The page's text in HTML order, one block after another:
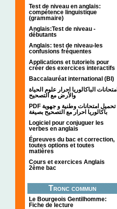
Test de niveau en anglais:
compétence linguistique
(grammaire)
Anglais:Test de niveau -
débutants
Anglais: test de niveau-les
confusions fréquentes
Applications et tutoriels pour
créer des exercices interactifs
Baccalauréat international (BI)
امتحانات الباكالوريا احرار علوم الحياة
والأرض مع التصحيح
PDF تحميل امتحانات وطنية و جهوية
باكالوريا احرار مع التصحيح بصيغة
Logiciel pour conjuguer les
verbes en anglais
Épreuves du bac et correction,
toutes options et toutes
matières
Cours et exercices Anglais
2ème bac
Tronc commun
Le Bourgeois Gentilhomme:
Fiche de lecture